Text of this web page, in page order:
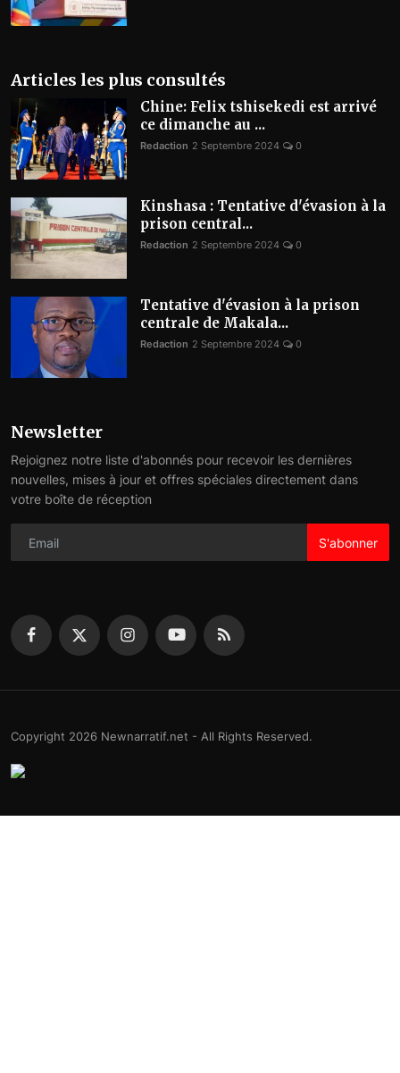
Articles les plus consultés
Chine: Felix tshisekedi est arrivé
ce dimanche au ...
Redaction 2 Septembre 2024 0
Kinshasa : Tentative d'évasion à la
prison central...
Redaction 2 Septembre 2024 0
Tentative d'évasion à la prison
centrale de Makala...
Redaction 2 Septembre 2024 0
Newsletter
Rejoignez notre liste d'abonnés pour recevoir les dernières
nouvelles, mises à jour et offres spéciales directement dans
votre boîte de réception
S'abonner
Copyright 2026 Newnarratif.net - All Rights Reserved.